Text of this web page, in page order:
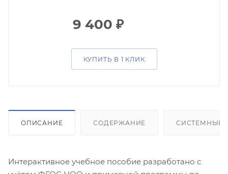
9 400 ₽
КУПИТЬ В 1 КЛИК
ОПИСАНИЕ СОДЕРЖАНИЕ СИСТЕМНЫЕ
Интерактивное учебное пособие разработано с